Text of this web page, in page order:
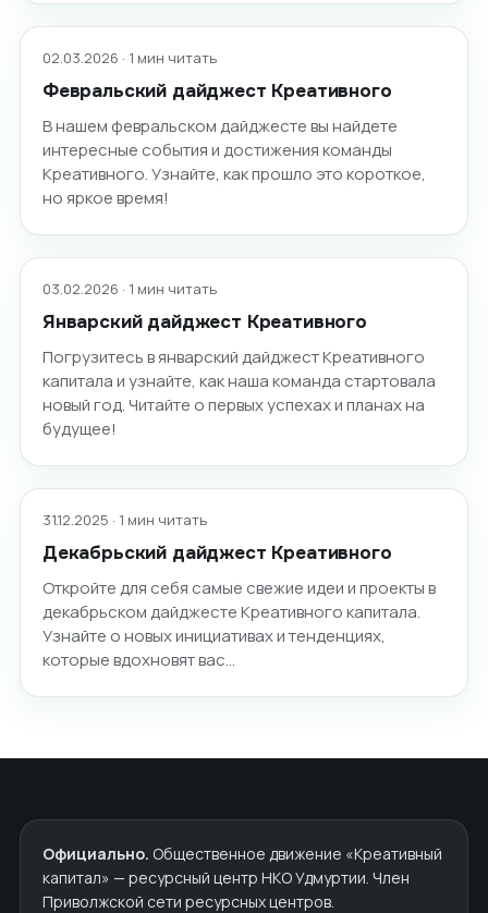
02.03.2026 · 1 мин читать
Февральский дайджест Креативного
В нашем февральском дайджесте вы найдете
интересные события и достижения команды
Креативного. Узнайте, как прошло это короткое,
но яркое время!
03.02.2026 · 1 мин читать
Январский дайджест Креативного
Погрузитесь в январский дайджест Креативного
капитала и узнайте, как наша команда стартовала
новый год. Читайте о первых успехах и планах на
будущее!
31.12.2025 · 1 мин читать
Декабрьский дайджест Креативного
Откройте для себя самые свежие идеи и проекты в
декабрьском дайджесте Креативного капитала.
Узнайте о новых инициативах и тенденциях,
которые вдохновят вас…
Официально. Общественное движение «Креативный
капитал» — ресурсный центр НКО Удмуртии. Член
Приволжской сети ресурсных центров.